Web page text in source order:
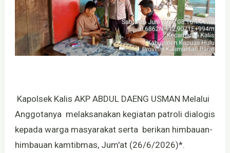
Kapolsek Kalis AKP ABDUL DAENG USMAN Melalui
Anggotanya melaksanakan kegiatan patroli dialogis
kepada warga masyarakat serta berikan himbauan-
himbauan kamtibmas, Jum'at (26/6/2026)*.